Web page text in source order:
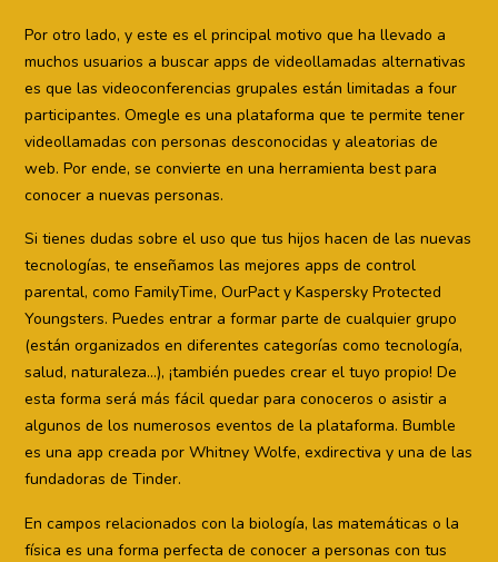
Por otro lado, y este es el principal motivo que ha llevado a
muchos usuarios a buscar apps de videollamadas alternativas
es que las videoconferencias grupales están limitadas a four
participantes. Omegle es una plataforma que te permite tener
videollamadas con personas desconocidas y aleatorias de
web. Por ende, se convierte en una herramienta best para
conocer a nuevas personas.
Si tienes dudas sobre el uso que tus hijos hacen de las nuevas
tecnologías, te enseñamos las mejores apps de control
parental, como FamilyTime, OurPact y Kaspersky Protected
Youngsters. Puedes entrar a formar parte de cualquier grupo
(están organizados en diferentes categorías como tecnología,
salud, naturaleza…), ¡también puedes crear el tuyo propio! De
esta forma será más fácil quedar para conoceros o asistir a
algunos de los numerosos eventos de la plataforma. Bumble
es una app creada por Whitney Wolfe, exdirectiva y una de las
fundadoras de Tinder.
En campos relacionados con la biología, las matemáticas o la
física es una forma perfecta de conocer a personas con tus